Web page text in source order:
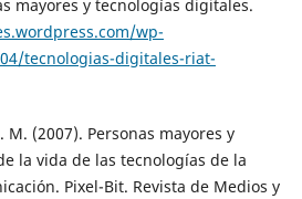
mayores y tecnologías digitales.
wp-
tecnologias-digitales-riat-
(2007). Personas mayores y
la vida de las tecnologías de la
Pixel-Bit. Revista de Medios y